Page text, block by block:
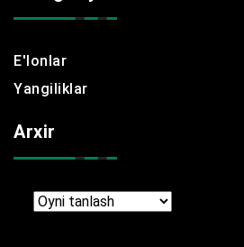
E'lonlar
Yangiliklar
Arxir
Arxir